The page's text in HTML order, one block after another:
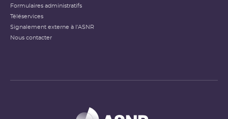
Formulaires administratifs
Téléservices
Signalement externe à l'ASNR
Nous contacter